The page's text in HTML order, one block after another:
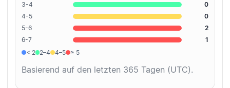
3-4
0
4-5
0
5-6
2
6-7
1
< 2
2–4 4–5 ≥ 5
Basierend auf den letzten 365 Tagen (UTC).